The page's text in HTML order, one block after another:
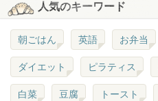
人気のキーワード
朝ごはん 英語 お弁当
ダイエット ピラティス
白菜 豆腐 トースト